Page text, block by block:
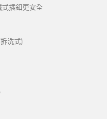
插釦更安全
洗式)